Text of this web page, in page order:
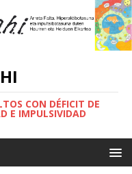
CON DÉFICIT DE
E IMPULSIVIDAD